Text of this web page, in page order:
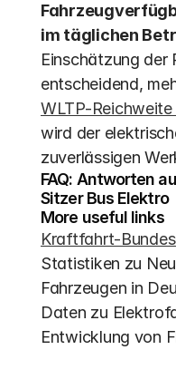
im täglichen
Einschätzung der
WLTP-
wird der
zuverlässigen
FAQ: Antworten
Sitzer Bus Elektro
More useful links
Kraftfahrt-
Statistiken zu
Fahrzeugen in
Daten zu
Entwicklung von